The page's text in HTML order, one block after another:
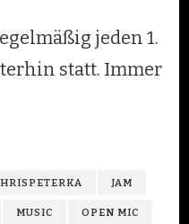
jeden 1.
statt. Immer
JAM
MUSIC OPEN MIC